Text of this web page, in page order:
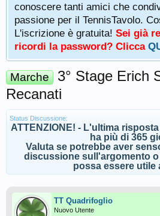
conoscere tanti amici che
passione per il TennisTavolo.
L'iscrizione è gratuita! Sei già
ricordi la password? Clicca
Marche
3° Stage Erich
Recanati
Status Discussione:
ATTENZIONE! - L'ultima
ha più di 365
Valuta se potrebbe aver
discussione sull'argomento
possa essere utile
TT Quadrifoglio
Nuovo Utente